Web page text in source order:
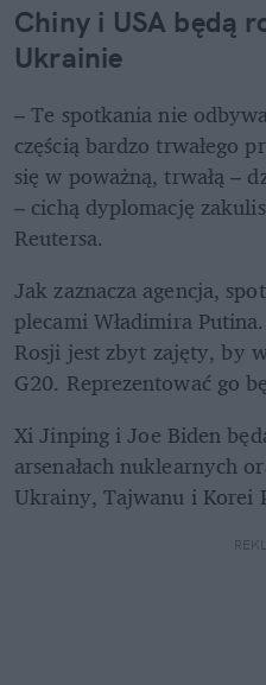
Chiny i USA będą
Ukrainie
– Te spotkania nie
częścią bardzo trwałego
się w poważną, trwałą –
– cichą dyplomację
Reutersa.
Jak zaznacza agencja,
plecami Władimira
Rosji jest zbyt zajęty, by
G20. Reprezentować go
Xi Jinping iJoe Biden
arsenałach nuklearnych
Ukrainy, Tajwanu i Korei